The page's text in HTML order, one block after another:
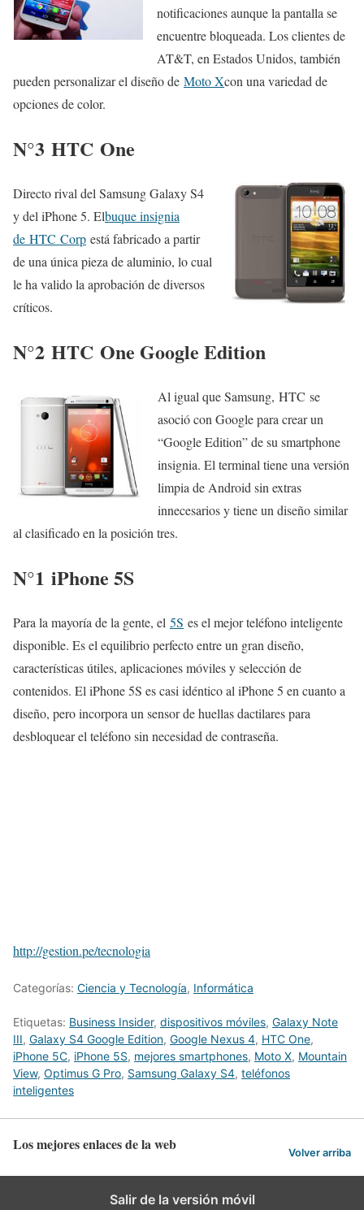
notificaciones aunque la pantalla se
encuentre bloqueada. Los clientes de
AT&T, en Estados Unidos, también
pueden personalizar el diseño de Moto Xcon una variedad de
opciones de color.
N°3 HTC One
Directo rival del Samsung Galaxy S4
y del iPhone 5. Elbuque insignia
de HTC Corp está fabricado a partir
de una única pieza de aluminio, lo cual
le ha valido la aprobación de diversos
críticos.
N°2 HTC One Google Edition
Al igual que Samsung, HTC se
asoció con Google para crear un
“Google Edition” de su smartphone
insignia. El terminal tiene una versión
limpia de Android sin extras
innecesarios y tiene un diseño similar
al clasificado en la posición tres.
N°1 iPhone 5S
Para la mayoría de la gente, el 5S es el mejor teléfono inteligente
disponible. Es el equilibrio perfecto entre un gran diseño,
características útiles, aplicaciones móviles y selección de
contenidos. El iPhone 5S es casi idéntico al iPhone 5 en cuanto a
diseño, pero incorpora un sensor de huellas dactilares para
desbloquear el teléfono sin necesidad de contraseña.
http://gestion.pe/tecnologia
Categorías: Ciencia y Tecnología, Informática
Etiquetas: Business Insider, dispositivos móviles, Galaxy Note
III, Galaxy S4 Google Edition, Google Nexus 4, HTC One,
iPhone 5C, iPhone 5S, mejores smartphones, Moto X, Mountain
View, Optimus G Pro, Samsung Galaxy S4, teléfonos
inteligentes
Los mejores enlaces de la web Volver arriba
Salir de la versión móvil